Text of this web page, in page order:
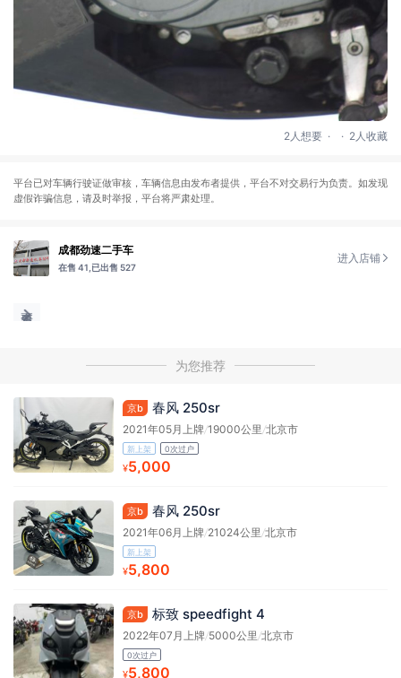
2人想要 . . 2人收藏
平台已对车辆行驶证做审核，车辆信息由发布者提供，平台不对交易行为负责。如发现
虚假诈骗信息，请及时举报，平台将严肃处理。
成都劲速二手车
在售 41, 已出售 527
进入店铺
为您推荐
京b 春风 250sr
2021年05月上牌/19000公里 /北京市
新上架 0次过户
¥5,000
京b 春风 250sr
2021年06月上牌/21024公里 /北京市
新上架
¥5,800
京b 标致 speedfight 4
2022年07月上牌/5000公里 /北京市
0次过户
¥5,800